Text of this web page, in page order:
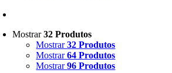
Mostrar32 Produtos
Mostrar32 Produtos
Mostrar64 Produtos
Mostrar96 Produtos